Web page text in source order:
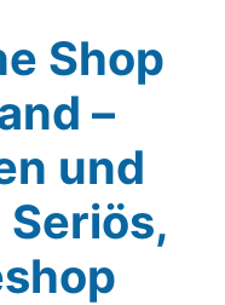
Shop
–
und